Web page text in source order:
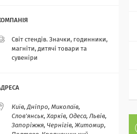
Світ стендів. Значки, годинники,
магніти, дитячі товари та
сувеніри
Київ, Дніпро, Миколаїв,
Слов'янськ, Харків, Одеса, Львів,
Запоріжжя, Чернігів, Житомир,